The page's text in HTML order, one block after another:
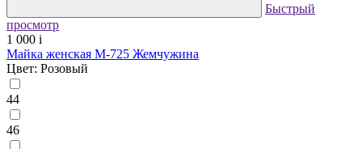
Быстрый
просмотр
1 000 i
Майка женская М-725 Жемчужина
Цвет: Розовый
44
46